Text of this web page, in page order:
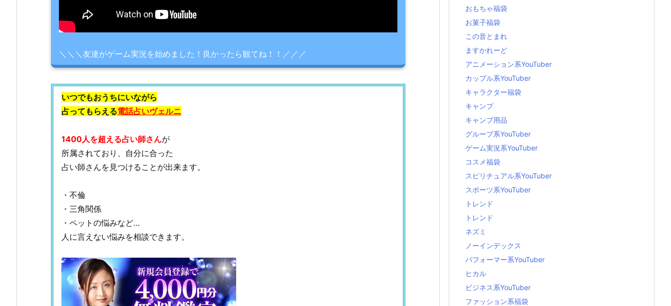
＼＼＼友達がゲーム実況を始めました！良かったら観てね！！／／／
いつでもおうちにいながら
占ってもらえる電話占いヴェルニ
1400人を超える占い師さんが
所属されており、自分に合った
占い師さんを見つけることが出来ます。
・不倫
・三角関係
・ペットの悩みなど…
人に言えない悩みを相談できます。
おもちゃ福袋
お菓子福袋
この音とまれ
ますかれーど
アニメーション系YouTuber
カップル系YouTuber
キャラクター福袋
キャンプ
キャンプ用品
グループ系YouTuber
ゲーム実況系YouTuber
コスメ福袋
スピリチュアル系YouTuber
スポーツ系YouTuber
トレンド
トレンド
ネズミ
ノーインデックス
パフォーマー系YouTuber
ヒカル
ビジネス系YouTuber
ファッション系福袋